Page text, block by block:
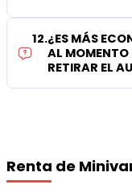
12.¿ES MÁS
AL MOMENTO
RETIRAR EL
Renta de